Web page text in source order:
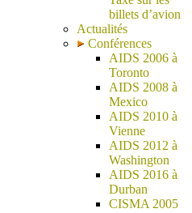
billets d’avion
Actualités
Conférences
AIDS 2006 à
Toronto
AIDS 2008 à
Mexico
AIDS 2010 à
Vienne
AIDS 2012 à
Washington
AIDS 2016 à
Durban
CISMA 2005